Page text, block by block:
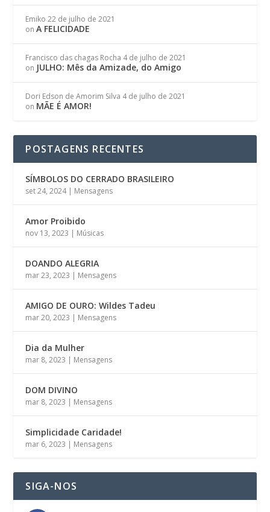
Emiko 22 de julho de 2021
onA FELICIDADE
Francisco das chagas Rocha 4 de julho de 2021
on JULHO: Mês da Amizade, do Amigo
Dori Edson de Amorim Silva 4 de julho de 2021
on MÃE É AMOR!
POSTAGENS RECENTES
SÍMBOLOS DO CERRADO BRASILEIRO
set 24, 2024| Mensagens
Amor Proibido
nov 13, 2023 | Músicas
DOANDO ALEGRIA
mar 23, 2023 | Mensagens
AMIGO DE OURO: Wildes Tadeu
mar 20, 2023 | Mensagens
Dia da Mulher
mar 8, 2023 | Mensagens
DOM DIVINO
mar 8, 2023 | Mensagens
Simplicidade Caridade!
mar 6, 2023 | Mensagens
SIGA-NOS